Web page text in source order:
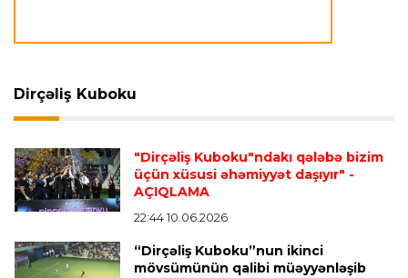
bənzəyir"
Transfer
ödəyəcək
Avroliqa 23:33 06.08.2026
qarşılaşma su basmasına görə dayandırıldı
Dirçəliş Kuboku
"Dirçəliş Kuboku"ndakı qələbə bizim
üçün xüsusi əhəmiyyət daşıyır" -
AÇIQLAMA
22:44 10.06.2026
“Dirçəliş Kuboku”nun ikinci
mövsümünün qalibi müəyyənləşib